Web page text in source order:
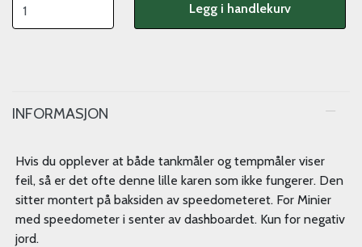
Legg i handlekurv
INFORMASJON
Hvis du opplever at både tankmåler og tempmåler viser
feil, så er det ofte denne lille karen som ikke fungerer. Den
sitter montert på baksiden av speedometeret. For Minier
med speedometer i senter av dashboardet. Kun for negativ
jord.